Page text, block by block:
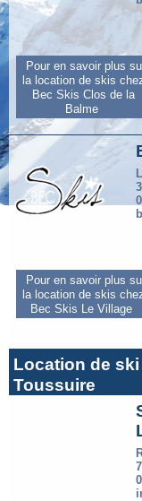
Pour en savoir plus
la location de skis
Bec Skis Clos de la
Balme
Pour en savoir plus
la location de skis
Bec Skis Le Village
Location de ski
Toussuire